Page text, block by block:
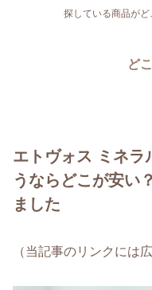
探している商品がど
ど
エトヴォス ミネラ
うならどこが安い
ました
（当記事のリンクには